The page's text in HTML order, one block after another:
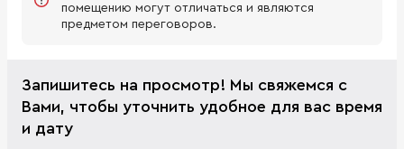
помещению могут отличаться и являются
предметом переговоров.
Запишитесь на просмотр! Мы свяжемся с
Вами, чтобы уточнить удобное для вас время
и дату